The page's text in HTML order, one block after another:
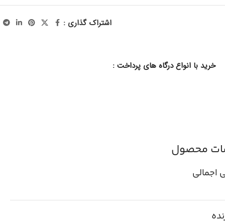
اشتراک گذاری :
خرید با انواع درگاه های پرداخت :
محصول
اجمالی